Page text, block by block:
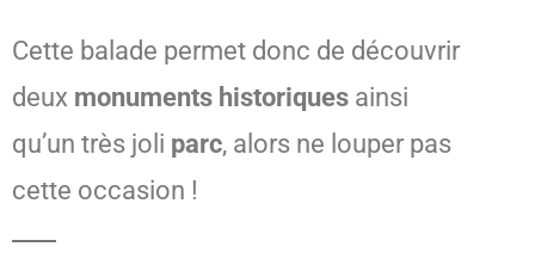
Cette balade permet donc de découvrir
deux monuments historiques ainsi
qu’un très joli parc, alors ne louper pas
cette occasion !